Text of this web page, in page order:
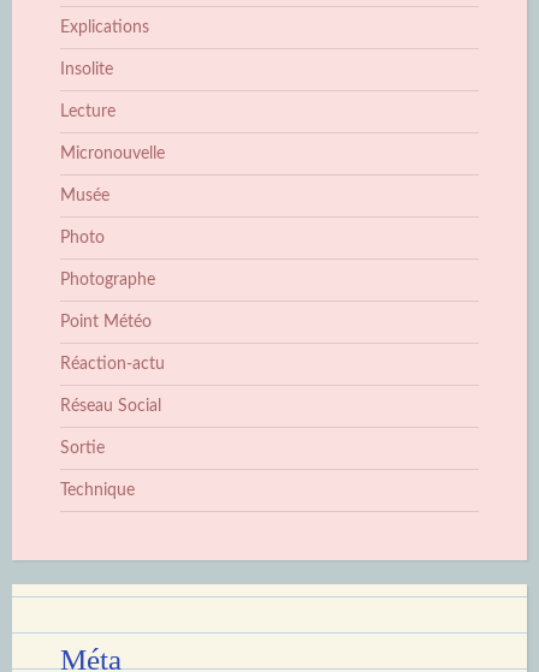
Explications
Insolite
Lecture
Micronouvelle
Musée
Photo
Photographe
Point Météo
Réaction-actu
Réseau Social
Sortie
Technique
Méta